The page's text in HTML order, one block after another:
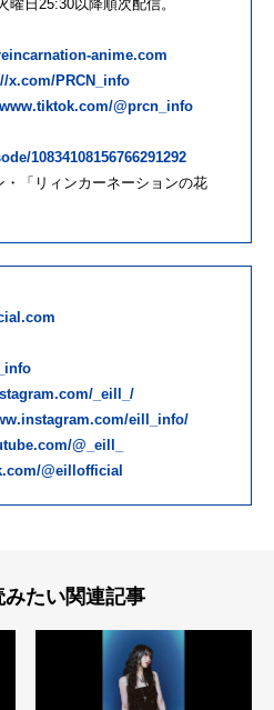
日25:30以降順次配信。
anime.com
x.com/PRCN_info
@prcn_info
10834108156766291292
「リィンカーネーションの花
_eill_/
eill_info/
@_eill_
@eillofficial
みたい関連記事